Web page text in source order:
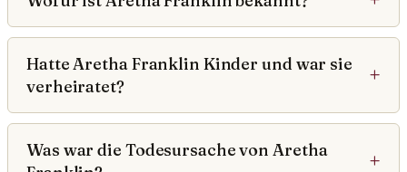
Hatte Aretha Franklin Kinder und war sie
verheiratet?
Was war die Todesursache von Aretha